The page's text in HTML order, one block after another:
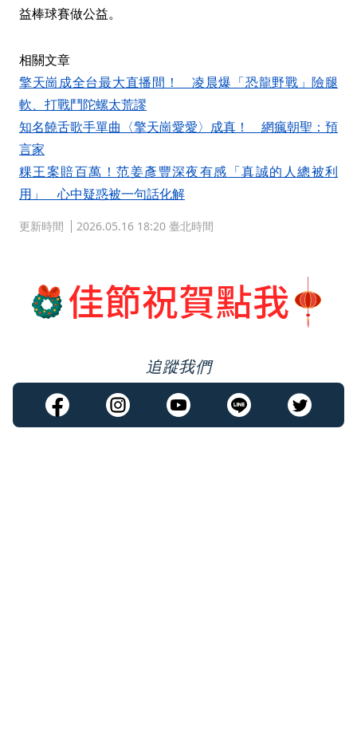
益棒球賽做公益。
相關文章
擎天崗成全台最大直播間！ 凌晨爆「恐龍野戰」險腿
軟、打戰鬥陀螺太荒謬
知名饒舌歌手單曲〈擎天崗愛愛〉成真！ 網瘋朝聖：預
言家
粿王案賠百萬！范姜彥豐深夜有感「真誠的人總被利
用」 心中疑惑被一句話化解
更新時間 2026.05.16 18:20 臺北時間
追蹤我們